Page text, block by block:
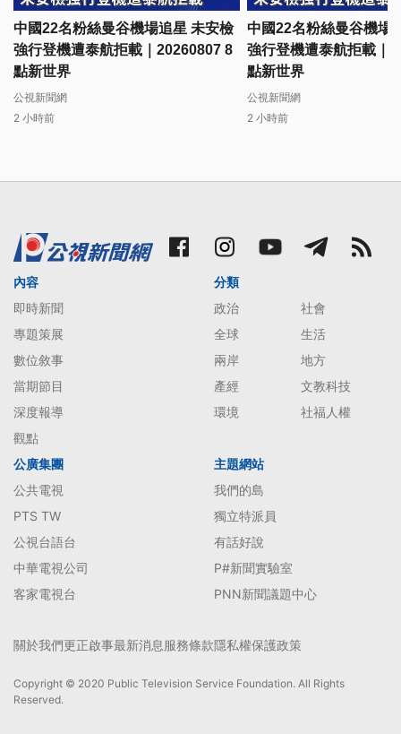
中國22名粉絲曼谷機場追星 未安檢
強行登機遭泰航拒載｜20260807 8
點新世界
公視新聞網
2 小時前
中國22名粉絲曼谷機場
強行登機遭泰航拒載｜
點新世界
公視新聞網
2 小時前
內容
即時新聞
專題策展
數位敘事
當期節目
深度報導
觀點
分類
政治
社會
全球
生活
兩岸
地方
產經
文教科技
環境
社福人權
公廣集團
公共電視
PTS TW
公視台語台
中華電視公司
客家電視台
主題網站
我們的島
獨立特派員
有話好說
P#新聞實驗室
PNN新聞議題中心
關於我們更正啟事最新消息服務條款隱私權保護政策
Copyright © 2020 Public Television Service Foundation. All Rights
Reserved.